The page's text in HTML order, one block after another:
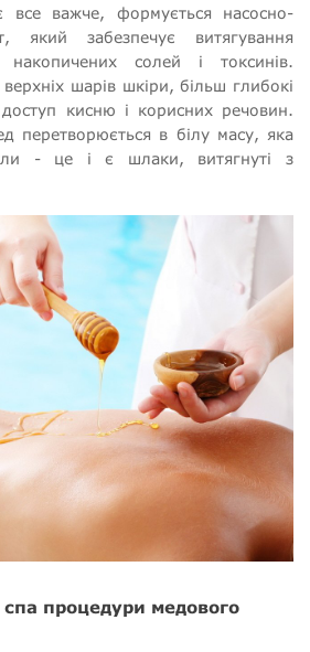
все важче, формується насосно-
який забезпечує витягування
накопичених солей і токсинів.
шарів шкіри, більш глибокі
кисню і корисних речовин.
перетворюється в білу масу, яка
- це і є шлаки, витягнуті з
спа процедури медового